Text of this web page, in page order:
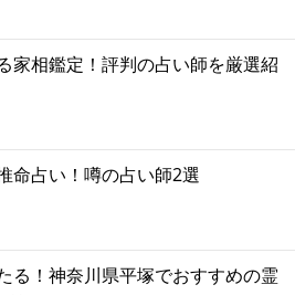
家相鑑定！評判の占い師を厳選紹
命占い！噂の占い師2選
る！神奈川県平塚でおすすめの霊